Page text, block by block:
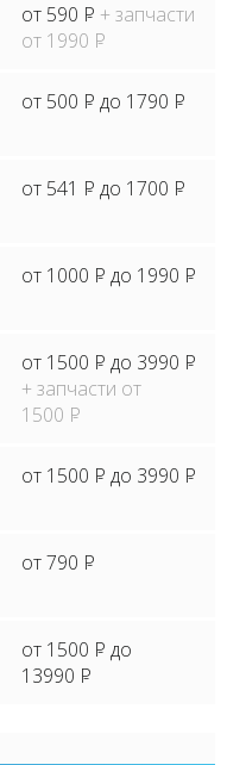
от 590 P + запчасти
от 1990 P
от 500 P до 1790 P
от 541 P до 1700 P
от 1000 P до 1990 P
от 1500 P до 3990 P
+ запчасти от
1500 P
от 1500 P до 3990 P
от 790 P
от 1500 P до
13990 P